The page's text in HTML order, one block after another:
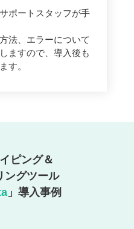
ポートスタッフが手
法、エラーについて
ますので、導入後も
す。
ピング＆
ングツール
」導入事例